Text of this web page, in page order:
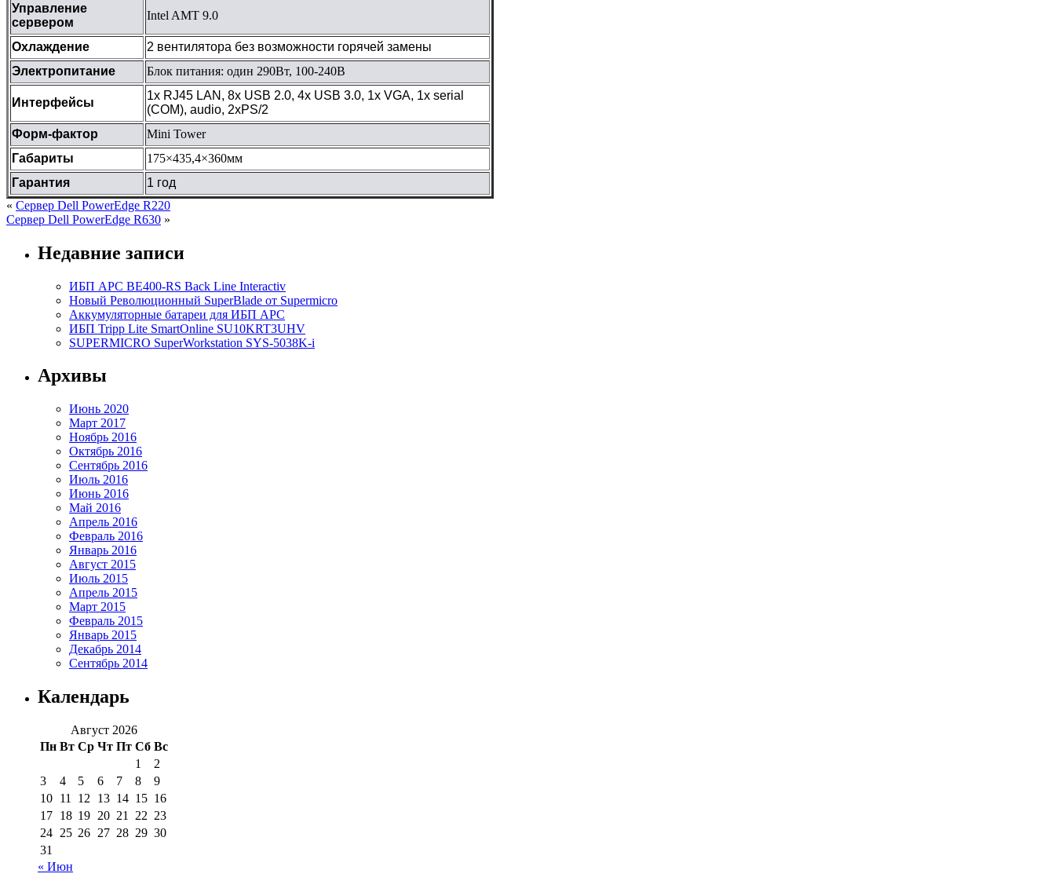
Управление
сервером
Intel AMT 9.0
Охлаждение
2 вентилятора без возможности горячей замены
Электропитание
Блок питания: один 290Вт, 100-240В
Интерфейсы
1х RJ45 LAN, 8х USB 2.0, 4х USB 3.0, 1х VGA, 1х serial
(COM), audio, 2xPS/2
Форм-фактор
Mini Tower
Габариты
175×435,4×360мм
Гарантия
1 год
« Сервер Dell PowerEdge R220
Сервер Dell PowerEdge R630 »
Недавние записи
ИБП APC BE400-RS Back Line Interactiv
Новый Революционный SuperBlade от Supermicro
Аккумуляторные батареи для ИБП APC
ИБП Tripp Lite SmartOnline SU10KRT3UHV
SUPERMICRO SuperWorkstation SYS-5038K-i
Архивы
Июнь 2020
Март 2017
Ноябрь 2016
Октябрь 2016
Сентябрь 2016
Июль 2016
Июнь 2016
Май 2016
Апрель 2016
Февраль 2016
Январь 2016
Август 2015
Июль 2015
Апрель 2015
Март 2015
Февраль 2015
Январь 2015
Декабрь 2014
Сентябрь 2014
Календарь
Август 2026
Пн Вт Ср Чт Пт Сб Вс
1
2
3
4 5 6 7 8
9
10 11 12 13 14 15 16
17 18 19 20 21 22 23
24 25 26 27 28 29 30
31
« Июн